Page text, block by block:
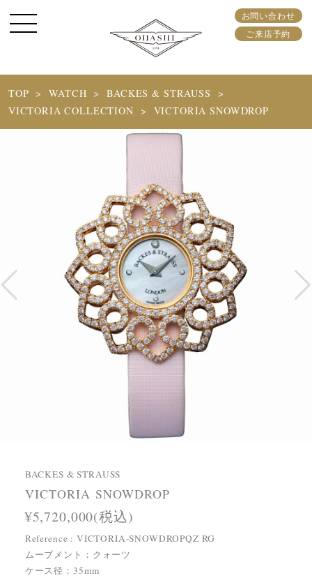
お問い合わせ
ご来店予約
TOP WATCH
BACKES & STRAUSS
VICTORIA COLLECTION
VICTORIA SNOWDROP
BACKES & STRAUSS
VICTORIA SNOWDROP
¥5,720,000(税込)
Reference : VICTORIA-SNOWDROPQZ RG
ムーブメント：クォーツ
ケース径：35mm